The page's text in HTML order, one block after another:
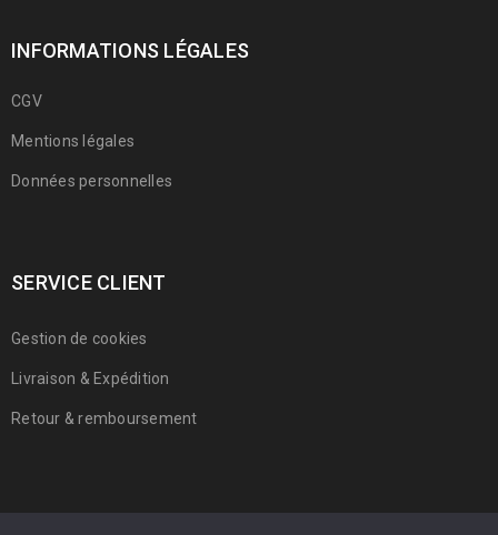
INFORMATIONS LÉGALES
CGV
Mentions légales
Données personnelles
SERVICE CLIENT
Gestion de cookies
Livraison & Expédition
Retour & remboursement